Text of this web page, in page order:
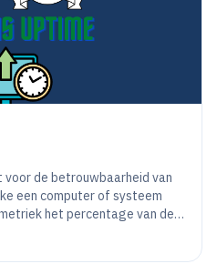
de betrouwbaarheid van
een computer of systeem
het percentage van de